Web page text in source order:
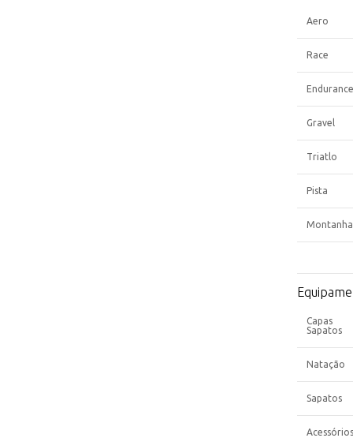
Aero
Race
Endurance
Gravel
Triatlo
Pista
Montanha
Capas
Sapatos
Natação
Sapatos
Acessórios